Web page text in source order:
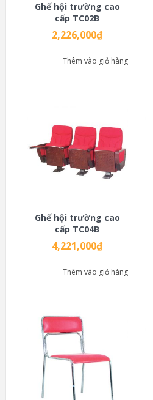
Ghế hội trường cao
cấp TC02B
2,226,000₫
Thêm vào giỏ hàng
Ghế hội trường cao
cấp TC04B
4,221,000₫
Thêm vào giỏ hàng